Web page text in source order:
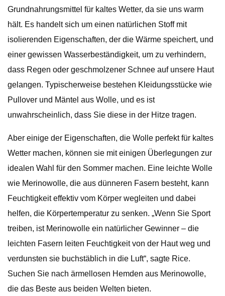
Grundnahrungsmittel für kaltes Wetter, da sie uns warm
hält. Es handelt sich um einen natürlichen Stoff mit
isolierenden Eigenschaften, der die Wärme speichert, und
einer gewissen Wasserbeständigkeit, um zu verhindern,
dass Regen oder geschmolzener Schnee auf unsere Haut
gelangen. Typischerweise bestehen Kleidungsstücke wie
Pullover und Mäntel aus Wolle, und es ist
unwahrscheinlich, dass Sie diese in der Hitze tragen.
Aber einige der Eigenschaften, die Wolle perfekt für kaltes
Wetter machen, können sie mit einigen Überlegungen zur
idealen Wahl für den Sommer machen. Eine leichte Wolle
wie Merinowolle, die aus dünneren Fasern besteht, kann
Feuchtigkeit effektiv vom Körper wegleiten und dabei
helfen, die Körpertemperatur zu senken. „Wenn Sie Sport
treiben, ist Merinowolle ein natürlicher Gewinner – die
leichten Fasern leiten Feuchtigkeit von der Haut weg und
verdunsten sie buchstäblich in die Luft“, sagte Rice.
Suchen Sie nach ärmellosen Hemden aus Merinowolle,
die das Beste aus beiden Welten bieten.